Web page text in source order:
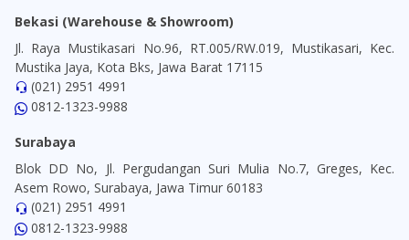
Bekasi (Warehouse & Showroom)
Jl. Raya Mustikasari No.96, RT.005/RW.019, Mustikasari, Kec.
Mustika Jaya, Kota Bks, Jawa Barat 17115
(021) 2951 4991
0812-1323-9988
Surabaya
Blok DD No, Jl. Pergudangan Suri Mulia No.7, Greges, Kec.
Asem Rowo, Surabaya, Jawa Timur 60183
(021) 2951 4991
0812-1323-9988